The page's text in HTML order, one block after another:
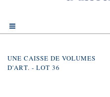
UNE CAISSE DE VOLUMES
D'ART. - LOT 36